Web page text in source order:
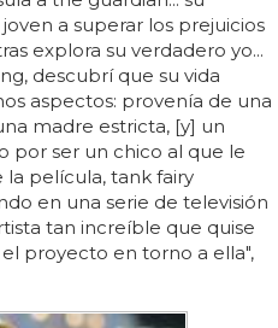
a superar los prejuicios
explora su verdadero yo...
descubrí que su vida
aspectos: provenía de una
madre estricta, [y] un
por ser un chico al que le
la película, tank fairy
en una serie de televisión
tan increíble que quise
proyecto en torno a ella",